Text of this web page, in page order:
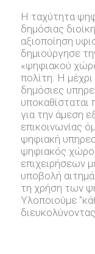
Η ταχύτητα
δημόσιας
αξιοποίηση
δημιούργησε
«ψηφιακού
πολίτη. Η
δημόσιες
για την άμεση
επικοινωνίας
ψηφιακή
ψηφιακός
επιχειρήσεων
υποβολή
τη χρήση των
Υλοποιούμε